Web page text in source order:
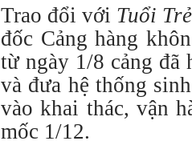
Trao đổi với Tuổi Trẻ
đốc Cảng hàng
từ ngày 1/8 cảng đã
và đưa hệ thống
vào khai thác, vận
mốc 1/12.